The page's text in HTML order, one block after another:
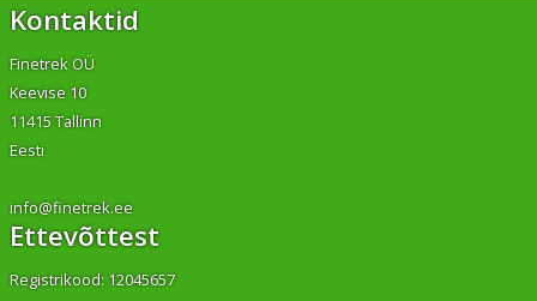
Kontaktid
Finetrek OÜ
Keevise 10
11415 Tallinn
Eesti
info@finetrek.ee
Ettevõttest
Registrikood: 12045657